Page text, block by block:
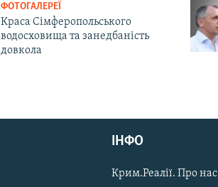
ФОТОГАЛЕРЕЇ
Краса Сімферопольського
водосховища та занедбаність
довкола
ІНФО
Крим.Реалії. Про нас